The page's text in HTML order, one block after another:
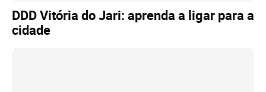
DDD Vitória do Jari: aprenda a ligar para a
cidade